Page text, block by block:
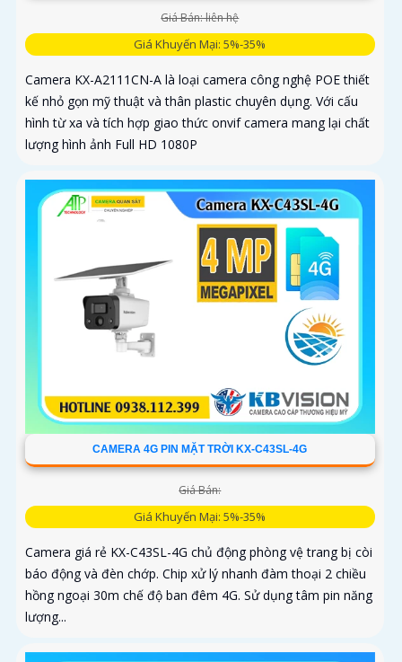
Giá Bán: liên hệ
Giá Khuyến Mại: 5%-35%
Camera KX-A2111CN-A là loại camera công nghệ POE thiết
kế nhỏ gọn mỹ thuật và thân plastic chuyên dụng. Với cấu
hình từ xa và tích hợp giao thức onvif camera mang lại chất
lượng hình ảnh Full HD 1080P
CAMERA 4G PIN MẶT TRỜI KX-C43SL-4G
Giá Bán:
Giá Khuyến Mại: 5%-35%
Camera giá rẻ KX-C43SL-4G chủ động phòng vệ trang bị còi
báo động và đèn chớp. Chip xử lý nhanh đàm thoại 2 chiều
hồng ngoại 30m chế độ ban đêm 4G. Sử dụng tâm pin năng
lượng...